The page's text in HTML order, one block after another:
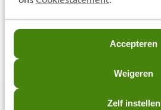
Accepteren
Weigeren
Zelf instellen